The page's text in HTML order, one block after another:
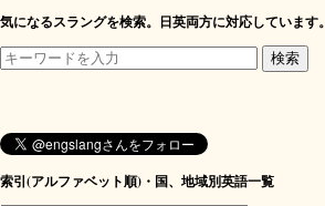
気になるスラングを検索。日英両方に対応しています。
索引(アルファベット順)・国、地域別英語一覧